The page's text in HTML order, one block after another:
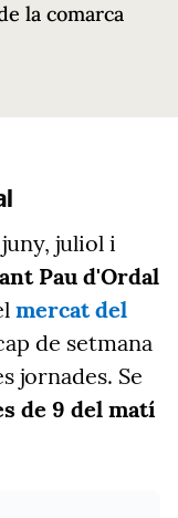
la comarca
juliol i
Pau d'Ordal
mercat del
de setmana
jornades. Se
de 9 del matí